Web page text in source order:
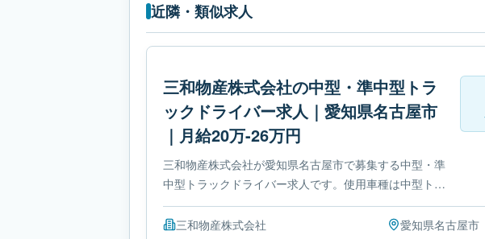
近隣・類似求人
三和物産株式会社の中型・準中型トラ
ックドライバー求人｜愛知県名古屋市
｜月給20万-26万円
三和物産株式会社が愛知県名古屋市で募集する中型・準
中型トラックドライバー求人です。使用車種は中型トラ
ックです。勤務時間は- 変形労働時間制です。必要免許
は準中型自動車免許です。
三和物産株式会社 愛知県名古屋市